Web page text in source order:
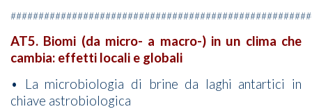
AT5. Biomi (da micro- a macro-) in un clima che
cambia: effetti locali e globali
• La microbiologia di brine da laghi antartici in
chiave astrobiologica